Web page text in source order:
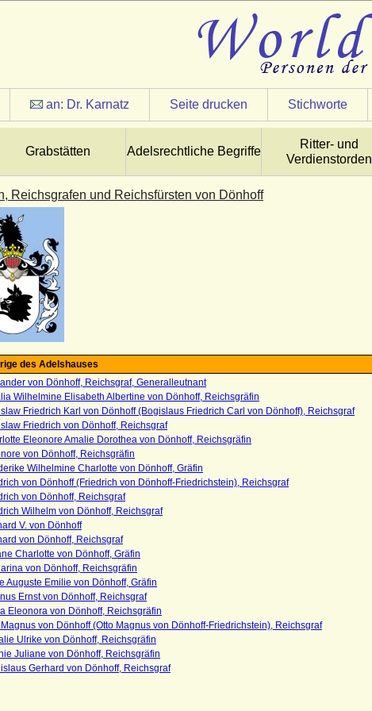
an: Dr. Karnatz Seite drucken Stichworte
Grabstätten Adelsrechtliche Begriffe
Ritter- und
Verdienstorden
Reichsgrafen und Reichsfürsten von Dönhoff
des Adelshauses
von Dönhoff, Reichsgraf, Generalleutnant
Wilhelmine Elisabeth Albertine von Dönhoff, Reichsgräfin
Friedrich Karl von Dönhoff (Bogislaus Friedrich Carl von Dönhoff), Reichsgraf
Friedrich von Dönhoff, Reichsgraf
Eleonore Amalie Dorothea von Dönhoff, Reichsgräfin
von Dönhoff, Reichsgräfin
Wilhelmine Charlotte von Dönhoff, Gräfin
von Dönhoff (Friedrich von Dönhoff-Friedrichstein), Reichsgraf
von Dönhoff, Reichsgraf
Wilhelm von Dönhoff, Reichsgraf
V. von Dönhoff
von Dönhoff, Reichsgraf
Charlotte von Dönhoff, Gräfin
von Dönhoff, Reichsgräfin
Auguste Emilie von Dönhoff, Gräfin
Ernst von Dönhoff, Reichsgraf
Eleonora von Dönhoff, Reichsgräfin
von Dönhoff (Otto Magnus von Dönhoff-Friedrichstein), Reichsgraf
Ulrike von Dönhoff, Reichsgräfin
Juliane von Dönhoff, Reichsgräfin
Gerhard von Dönhoff, Reichsgraf